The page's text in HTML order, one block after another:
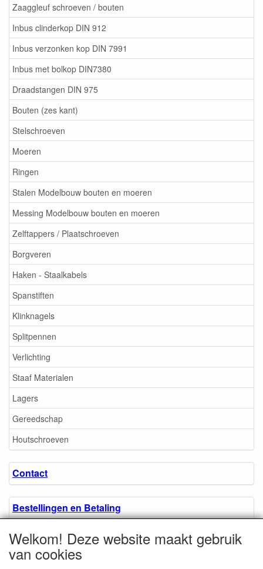
Zaaggleuf schroeven / bouten
Inbus clinderkop DIN 912
Inbus verzonken kop DIN 7991
Inbus met bolkop DIN7380
Draadstangen DIN 975
Bouten (zes kant)
Stelschroeven
Moeren
Ringen
Stalen Modelbouw bouten en moeren
Messing Modelbouw bouten en moeren
Zelftappers / Plaatschroeven
Borgveren
Haken - Staalkabels
Spanstiften
Klinknagels
Splitpennen
Verlichting
Staaf Materialen
Lagers
Gereedschap
Houtschroeven
Contact
Bestellingen en Betaling
Algemene voorwaarden
Welkom! Deze website maakt gebruik
van cookies